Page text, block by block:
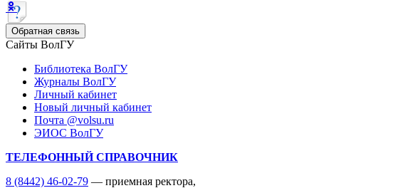
Обратная связь
Сайты ВолГУ
Библиотека ВолГУ
Журналы ВолГУ
Личный кабинет
Новый личный кабинет
Почта @volsu.ru
ЭИОС ВолГУ
ТЕЛЕФОННЫЙ СПРАВОЧНИК
8 (8442) 46-02-79 — приемная ректора,